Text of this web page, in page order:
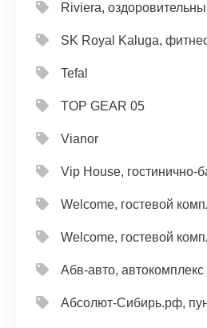
Riviera,
SK Royal Kaluga,
Tefal
TOP GEAR 05
Vianor
Vip House, гостинично-
Welcome, гостевой
Welcome, гостевой
Абв-авто, автокомплекс
Абсолют-Сибирь.рф,